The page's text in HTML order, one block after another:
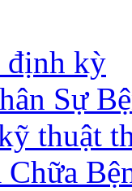
định kỳ
Sự
thuật